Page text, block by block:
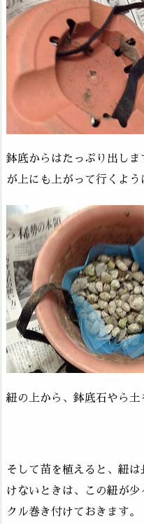
鉢底からはたっぷり出し
が上にも上がって行くよう
紐の上から、鉢底石やら土
そして苗を植えると、紐
けないときは、この紐が
クル巻き付けておきます。